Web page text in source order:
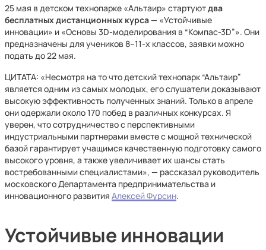
25 мая в детском технопарке «Альтаир» стартуютдва
бесплатных дистанционных курса— «Устойчивые
инновации» и «Основы 3D-моделирования в “Компас-3D”». Они
предназначены для учеников 8–11-х классов, заявки можно
подать до 22 мая.
ЦИТАТА: «Несмотря на то что детский технопарк “Альтаир”
является одним из самых молодых, его слушатели доказывают
высокую эффективность полученных знаний. Только в апреле
они одержали около 170 побед в различных конкурсах. Я
уверен, что сотрудничество с перспективными
индустриальными партнерами вместе с мощной технической
базой гарантирует учащимся качественную подготовку самого
высокого уровня, а также увеличивает их шансы стать
востребованными специалистами», — рассказал руководитель
московского Департамента предпринимательства и
инновационного развития Алексей Фурсин.
Устойчивые инновации